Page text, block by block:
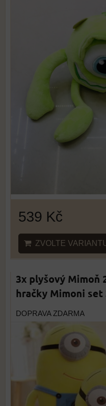
539 Kč
ZVOLTE
3x plyšový Mimoň
hračky Mimoni set
DOPRAVA ZDARMA